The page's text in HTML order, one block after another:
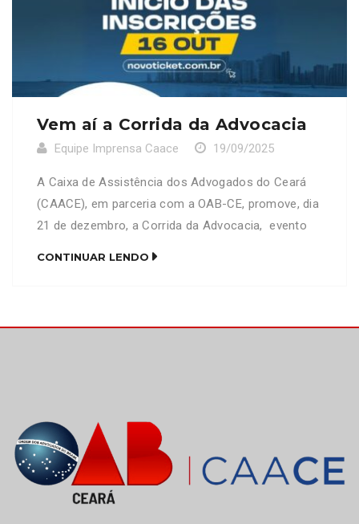
Vem aí a Corrida da Advocacia
Equipe Imprensa Caace 19/09/2025
A Caixa de Assistência dos Advogados do Ceará
(CAACE), em parceria com a OAB-CE, promove, dia
21 de dezembro, a Corrida da Advocacia, evento
CONTINUAR LENDO